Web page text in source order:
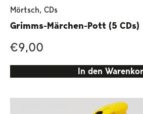
Mörtsch, CDs
Grimms-Märchen-Pott (5 CDs)
€9,00
In den